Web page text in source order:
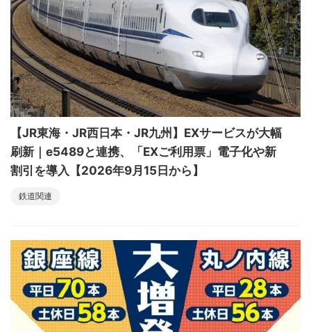
【JR東海・JR西日本・JR九州】EXサービスが大幅
刷新｜e5489と連携、「EXご利用票」電子化や新
割引を導入【2026年9月15日から】
鉄道関連